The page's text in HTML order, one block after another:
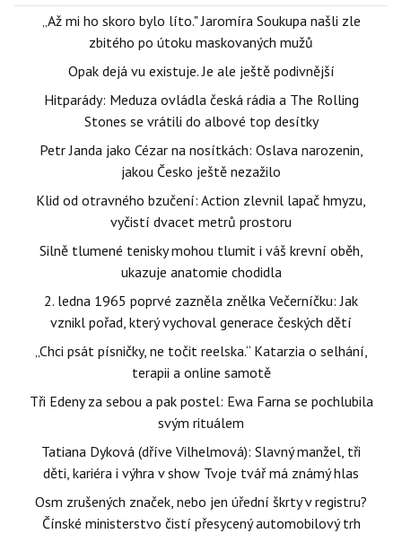
„Až mi ho skoro bylo líto." Jaromíra Soukupa našli zle
zbitého po útoku maskovaných mužů
Opak dejá vu existuje. Je ale ještě podivnější
Hitparády: Meduza ovládla česká rádia a The Rolling
Stones se vrátili do albové top desítky
Petr Janda jako Cézar na nosítkách: Oslava narozenin,
jakou Česko ještě nezažilo
Klid od otravného bzučení: Action zlevnil lapač hmyzu,
vyčistí dvacet metrů prostoru
Silně tlumené tenisky mohou tlumit i váš krevní oběh,
ukazuje anatomie chodidla
2. ledna 1965 poprvé zazněla znělka Večerníčku: Jak
vznikl pořad, který vychoval generace českých dětí
„Chci psát písničky, ne točit reelska.“ Katarzia o selhání,
terapii a online samotě
Tři Edeny za sebou a pak postel: Ewa Farna se pochlubila
svým rituálem
Tatiana Dyková (dříve Vilhelmová): Slavný manžel, tři
děti, kariéra i výhra v show Tvoje tvář má známý hlas
Osm zrušených značek, nebo jen úřední škrty v registru?
Čínské ministerstvo čistí přesycený automobilový trh